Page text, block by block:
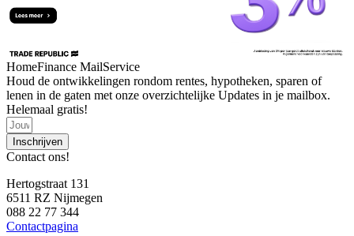
HomeFinance MailService
Houd de ontwikkelingen rondom rentes, hypotheken, sparen of
lenen in de gaten met onze overzichtelijke Updates in je mailbox.
Helemaal gratis!
Inschrijven
Contact ons!
Hertogstraat 131
6511 RZ Nijmegen
088 22 77 344
Contactpagina